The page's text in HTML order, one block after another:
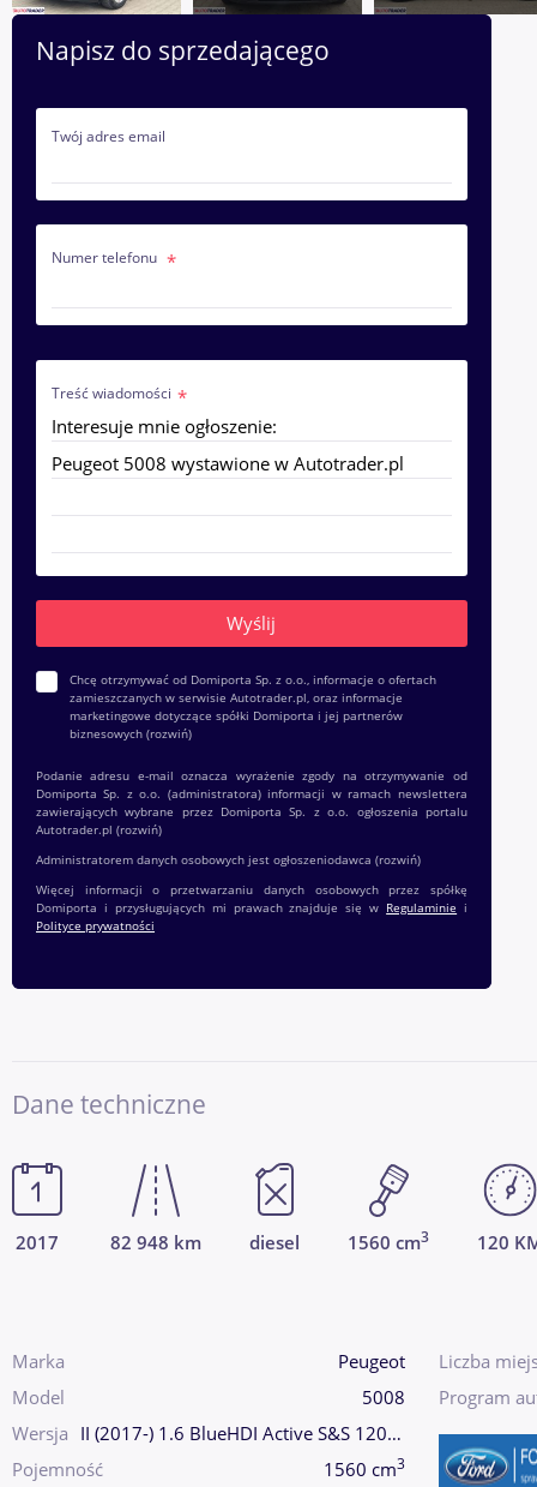
Napisz do sprzedającego
Twój adres email
Numer telefonu
Treść wiadomości
Chcę otrzymywać od Domiporta Sp. z o.o., informacje o ofertach
zamieszczanych w serwisie Autotrader.pl, oraz informacje
marketingowe dotyczące spółki Domiporta i jej partnerów
biznesowych (rozwiń)
Podanie adresu e-mail oznacza wyrażenie zgody na otrzymywanie od
Domiporta Sp. z o.o. (administratora) informacji w ramach newslettera
zawierających wybrane przez Domiporta Sp. z o.o. ogłoszenia portalu
Autotrader.pl (rozwiń)
Administratorem danych osobowych jest ogłoszeniodawca (rozwiń)
Więcej informacji o przetwarzaniu danych osobowych przez spółkę
Domiporta i przysługujących mi prawach znajduje się w Regulaminie i
Polityce prywatności
Dane techniczne
2017 82 948 km diesel 1560 cm3 120
Marka
Peugeot
Model
5008
Wersja
II (2017-) 1.6 BlueHDI Active S&S 120KM Hak
Pojemność
1560 cm3
Liczba
Program